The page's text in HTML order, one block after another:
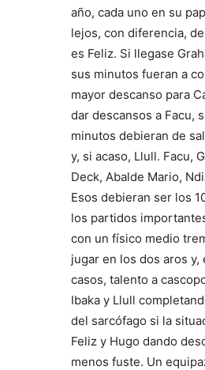
año, cada uno en su
lejos, con diferencia,
es Feliz. Si llegase
sus minutos fueran a
mayor descanso para
dar descansos a Facu,
minutos debieran de
y, si acaso, Llull. Facu,
Deck, Abalde Mario,
Esos debieran ser los
los partidos
con un físico medio
jugar en los dos aros y,
casos, talento a
Ibaka y Llull
del sarcófago si la
Feliz y Hugo dando
menos fuste. Un